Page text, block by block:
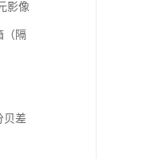
影像
（隔
贝差